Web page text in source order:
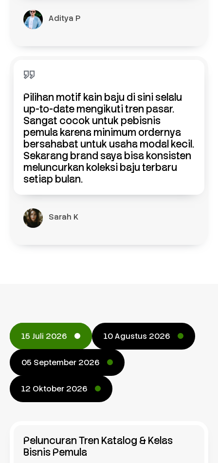
Aditya P
Pilihan motif kain baju di sini selalu
up-to-date mengikuti tren pasar.
Sangat cocok untuk pebisnis
pemula karena minimum ordernya
bersahabat untuk usaha modal kecil.
Sekarang brand saya bisa konsisten
meluncurkan koleksi baju terbaru
setiap bulan.
Sarah K
15 Juli 2026 10 Agustus 2026
05 September 2026
12 Oktober 2026
Peluncuran Tren Katalog & Kelas
Bisnis Pemula